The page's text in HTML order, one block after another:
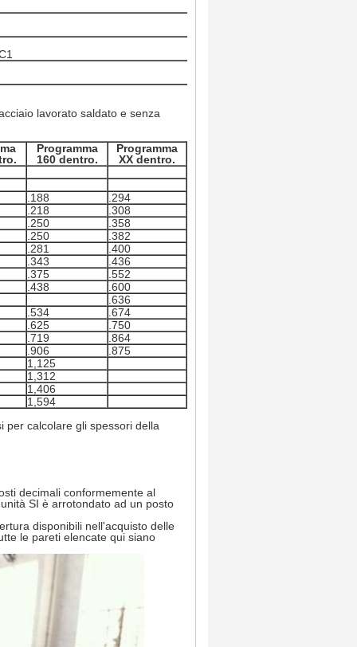
lavorato saldato e senza
Programma
160 dentro.
Programma
XX dentro.
.188
.294
.218
.308
.250
.358
.250
.382
.281
.400
.343
.436
.375
.552
.438
.600
.636
.534
.674
.625
.750
.719
.864
.906
.875
1,125
1,312
1,406
1,594
per calcolare gli spessori della
decimali conformemente al
SI è arrotondato ad un posto
disponibili nell'acquisto delle
le pareti elencate qui siano